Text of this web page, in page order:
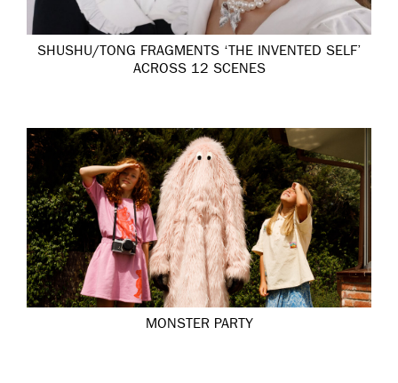
SHUSHU/TONG FRAGMENTS ‘THE INVENTED SELF’
ACROSS 12 SCENES
MONSTER PARTY